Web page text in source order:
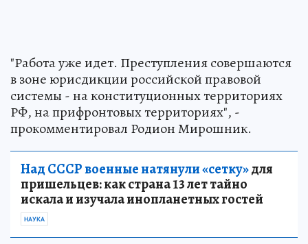
"Работа уже идет. Преступления совершаются
в зоне юрисдикции российской правовой
системы - на конституционных территориях
РФ, на прифронтовых территориях", -
прокомментировал Родион Мирошник.
Над СССР военные натянули «сетку»для
пришельцев: как страна 13 лет тайно
искала и изучала инопланетных гостей
НАУКА